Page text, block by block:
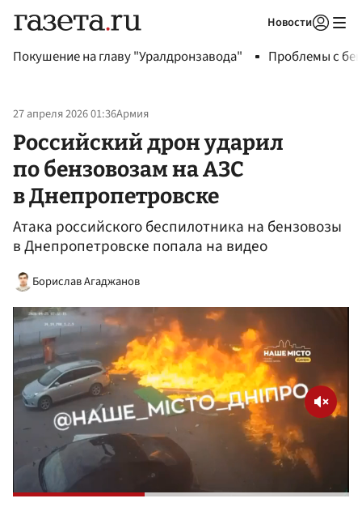
Новости
Покушение на главу "Уралдронзавода" Проблемы с
27 апреля 2026 01:36Армия
Российский дрон ударил
по бензовозам на АЗС
в Днепропетровске
Атака российского беспилотника на бензовозы
в Днепропетровске попала на видео
Борислав Агаджанов